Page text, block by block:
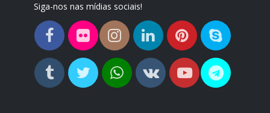
Siga-nos nas mídias sociais!